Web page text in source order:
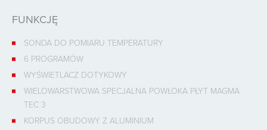
FUNKCJĘ
SONDA DO POMIARU TEMPERATURY
6 PROGRAMÓW
WYŚWIETLACZ DOTYKOWY
WIELOWARSTWOWA SPECJALNA POWŁOKA PŁYT MAGMA
TEC 3
KORPUS OBUDOWY Z ALUMINIUM